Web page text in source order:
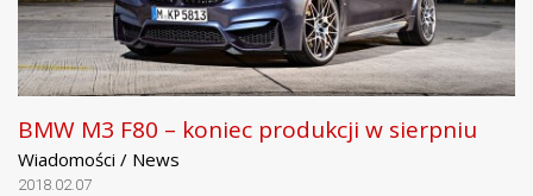
BMW M3 F80 – koniec produkcji w sierpniu
Wiadomości / News
2018.02.07